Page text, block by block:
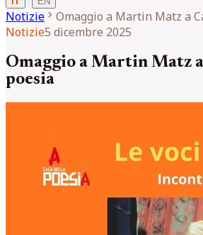
Notizie chevron_right Omaggio a Martin Matz a
Notizie5 dicembre 2025
Omaggio a Martin Matz a
poesia